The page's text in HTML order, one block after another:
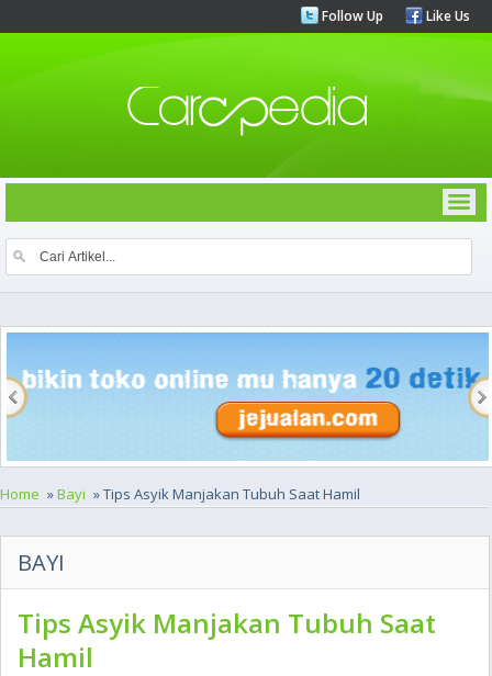
Follow Up Like Us
Home »Bayi » Tips Asyik Manjakan Tubuh Saat Hamil
BAYI
Tips Asyik Manjakan Tubuh Saat
Hamil